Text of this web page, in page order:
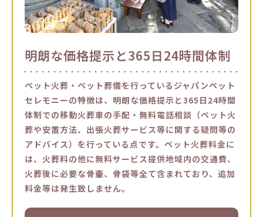
明朗な価格提示と365日24時間体制
ペット火葬・ペット葬儀を行っているジャパンペット
セレモニーの特徴は、明朗な価格提示と365日24時間
体制での移動火葬車の手配・無料電話相談（ペット火
葬や安置方法、出張火葬サービス等に関する疑問等の
アドバイス）を行っている点です。ペット火葬料金に
は、火葬料の他に無料サービス提供地域内の交通費、
火葬後に必要な骨壷、骨袋等全て含まれており、追加
料金等は発生致しません。